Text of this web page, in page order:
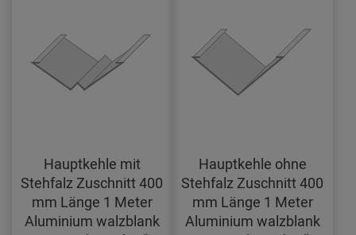
Hauptkehle mit
Stehfalz Zuschnitt 400
mm Länge 1 Meter
Aluminium walzblank
Hauptkehle ohne
Stehfalz Zuschnitt 400
mm Länge 1 Meter
Aluminium walzblank